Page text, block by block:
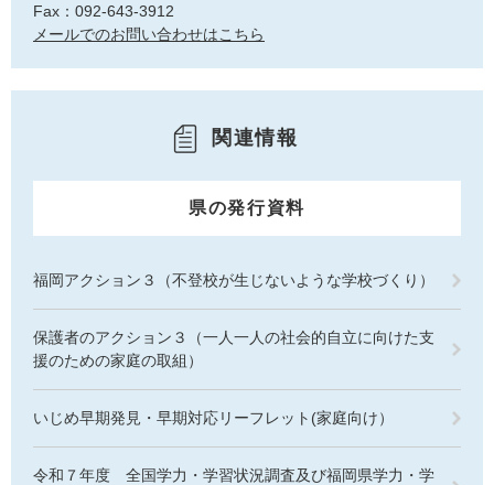
Fax：092-643-3912
メールでのお問い合わせはこちら
関連情報
県の発行資料
福岡アクション３（不登校が生じないような学校づくり）
保護者のアクション３（一人一人の社会的自立に向けた支
援のための家庭の取組）
いじめ早期発見・早期対応リーフレット(家庭向け）
令和７年度 全国学力・学習状況調査及び福岡県学力・学